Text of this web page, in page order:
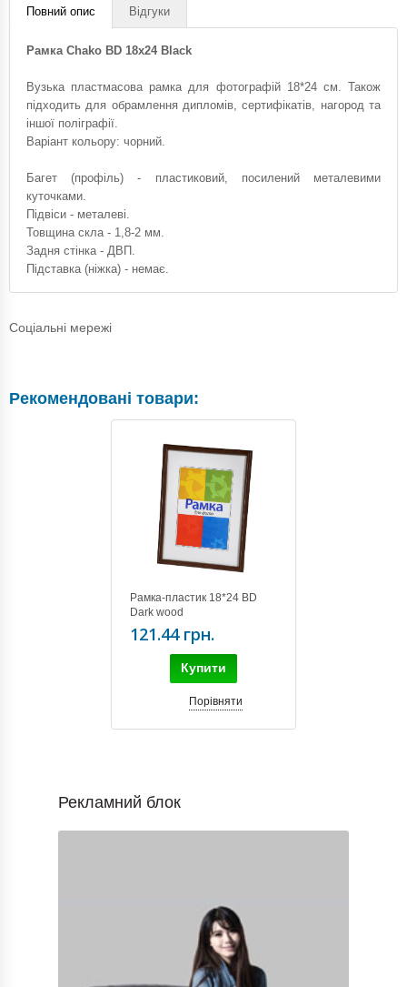
Повний опис Відгуки
Рамка Chako BD 18x24 Black
Вузька пластмасова рамка для фотографій 18*24 см. Також
підходить для обрамлення дипломів, сертифікатів, нагород та
іншої поліграфії.
Варіант кольору: чорний.
Багет (профіль) - пластиковий, посилений металевими
куточками.
Підвіси - металеві.
Товщина скла - 1,8-2 мм.
Задня стінка - ДВП.
Підставка (ніжка) - немає.
Соціальні мережі
Рекомендовані товари:
Рамка-пластик 18*24 BD
Dark wood
121.44 грн.
Купити
Порівняти
Рекламний блок